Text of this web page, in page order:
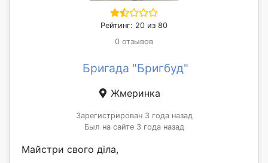
Рейтинг: 20 из 80
0 отзывов
Бригада "Бригбуд"
Жмеринка
Зарегистрирован 3 года назад
Был на сайте 3 года назад
Майстри свого діла,